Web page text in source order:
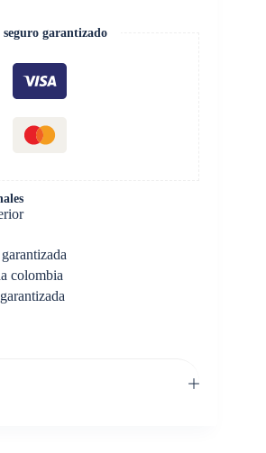
seguro garantizado
colombia